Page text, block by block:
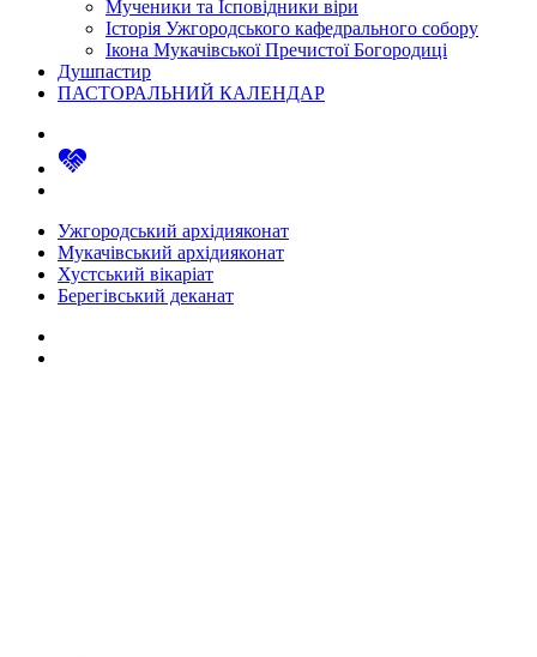
Мученики та Ісповідники віри
Історія Ужгородського кафедрального собору
Ікона Мукачівської Пречистої Богородиці
Душпастир
ПАСТОРАЛЬНИЙ КАЛЕНДАР
Ужгородський архідияконат
Мукачівський архідияконат
Хустський вікаріат
Берегівський деканат